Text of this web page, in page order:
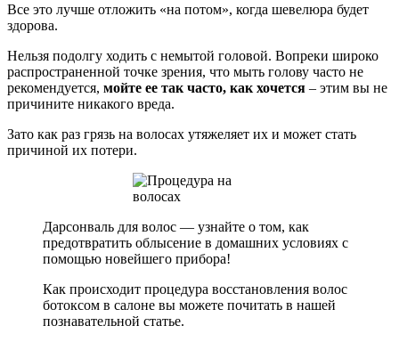
Все это лучше отложить «на потом», когда шевелюра будет
здорова.
Нельзя подолгу ходить с немытой головой. Вопреки широко
распространенной точке зрения, что мыть голову часто не
рекомендуется, мойте ее так часто, как хочется – этим вы не
причините никакого вреда.
Зато как раз грязь на волосах утяжеляет их и может стать
причиной их потери.
Дарсонваль для волос — узнайте о том, как
предотвратить облысение в домашних условиях с
помощью новейшего прибора!
Как происходит процедура восстановления волос
ботоксом в салоне вы можете почитать в нашей
познавательной статье.